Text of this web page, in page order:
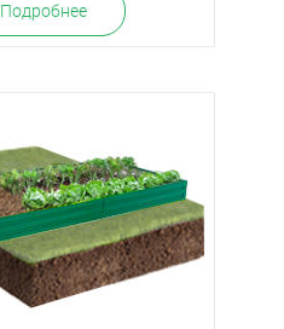
Подробнее